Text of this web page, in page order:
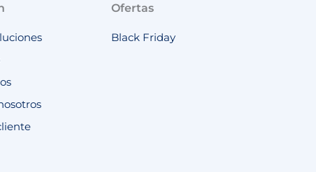
Ofertas
Black Friday